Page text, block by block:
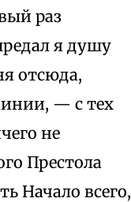
раз
я душу
отсюда,
— с тех
не
Престола
Начало всего,